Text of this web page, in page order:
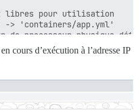
libres pour utilisation
-> 'containers/app.yml'
de processeur physique
= 128Mo
= 2
cours d’exécution à l’adresse IP